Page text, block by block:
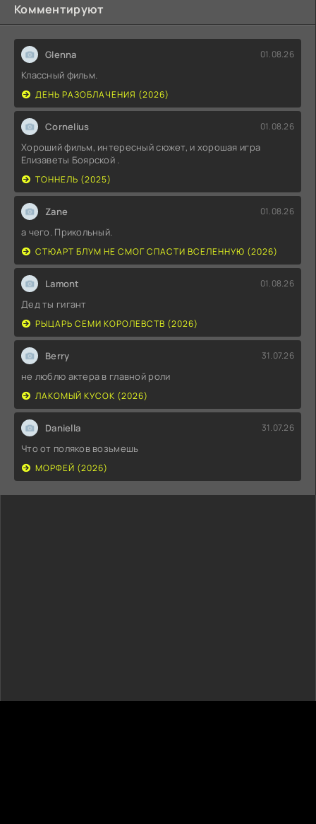
Комментируют
Glenna 01.08.26
Классный фильм.
ДЕНЬ РАЗОБЛАЧЕНИЯ (2026)
Cornelius 01.08.26
Хороший фильм, интересный сюжет, и хорошая игра
Елизаветы Боярской .
ТОННЕЛЬ (2025)
Zane 01.08.26
а чего. Прикольный.
СТЮАРТ БЛУМ НЕ СМОГ СПАСТИ ВСЕЛЕННУЮ (2026)
Lamont 01.08.26
Дед ты гигант
РЫЦАРЬ СЕМИ КОРОЛЕВСТВ (2026)
Berry 31.07.26
не люблю актера в главной роли
ЛАКОМЫЙ КУСОК (2026)
Daniella 31.07.26
Что от поляков возьмешь
МОРФЕЙ (2026)